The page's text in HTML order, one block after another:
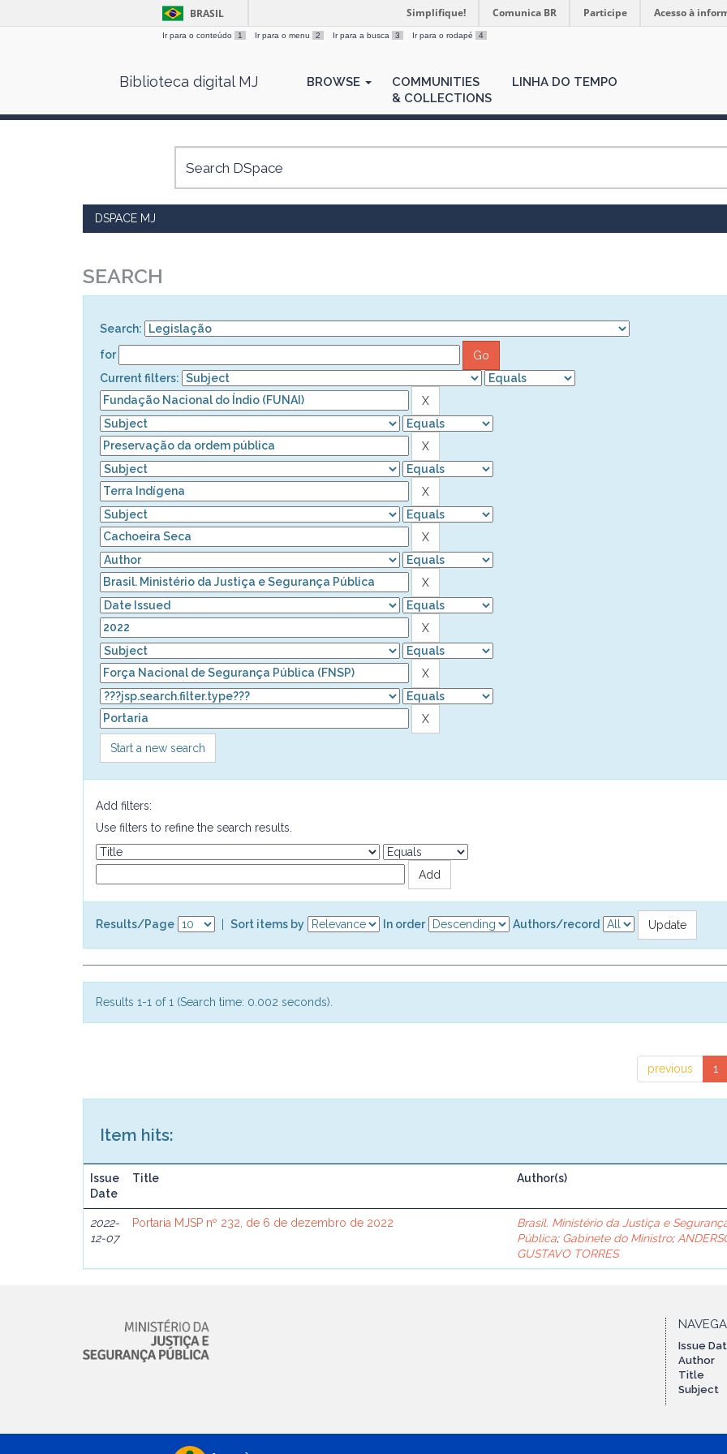
BRASIL Simplifique! Comunica BR Participe Acesso à
Ir para o conteúdo 1 Ir para o menu 2 Ir para a busca 3 Ir para o rodapé 4
Biblioteca digital MJ BROWSE
COMMUNITIES
& COLLECTIONS
LINHA DO TEMPO
DSPACE MJ
SEARCH
Search:
for
Current filters:
Start a new search
Add filters:
Use filters to refine the search results.
Results/Page Sort items by In order Authors/record
Results 1-1 of 1 (Search time: 0.002 seconds).
previous 1
Item hits:
Issue
Date
Title Author(s)
2022-
12-07
Portaria MJSP nº 232, de 6 de dezembro de 2022
Brasil. Ministério da Justiça e
Pública; Gabinete do Ministro;
GUSTAVO TORRES
Issue
Author
Title
Subject